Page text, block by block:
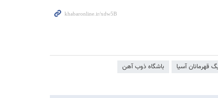
قهرمانان آسیا باشگاه ذوب آهن